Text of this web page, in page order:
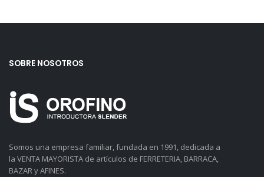
SOBRE NOSOTROS
Somos una empresa familiar, fundada en 1991, dedicada a
la VENTA MAYORISTA de artículos de FERRETERIA, BARRACA,
BAZAR y AFINES.